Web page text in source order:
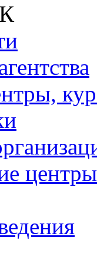
центры